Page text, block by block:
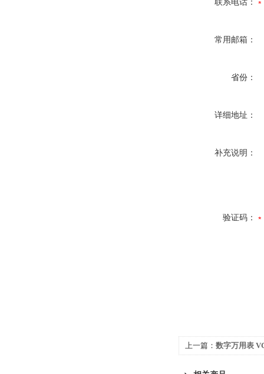
联系电话：
常用邮箱：
省份：
详细地址：
补充说明：
验证码：
上一篇： 数字万用表